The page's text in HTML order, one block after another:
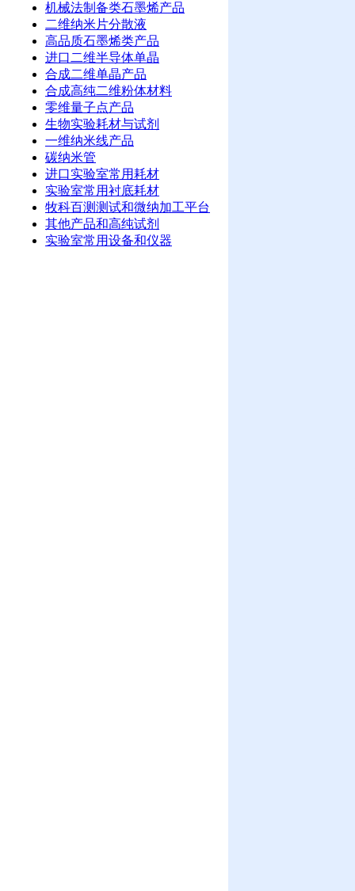
机械法制备类石墨烯产品
二维纳米片分散液
高品质石墨烯类产品
进口二维半导体单晶
合成二维单晶产品
合成高纯二维粉体材料
零维量子点产品
生物实验耗材与试剂
一维纳米线产品
碳纳米管
进口实验室常用耗材
实验室常用衬底耗材
牧科百测测试和微纳加工平台
其他产品和高纯试剂
实验室常用设备和仪器